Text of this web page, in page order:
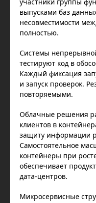
участники группы
выпусками баз
несовместимости
полностью.
Системы
тестируют код в
Каждый фиксация
и запуск проверок.
повторяемыми.
Облачные решения
клиентов в
защиту информации
Самостоятельное
контейнеры при
обеспечивает
дата-центров.
Микросервисные